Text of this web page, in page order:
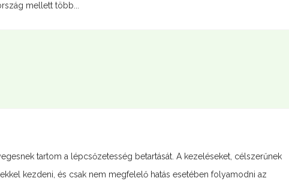
mellett több...
tartom a lépcsőzetesség betartását. A kezeléseket, célszerűnek
kezdeni, és csak nem megfelelő hatás esetében folyamodni az